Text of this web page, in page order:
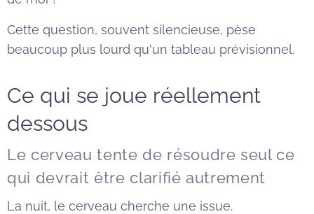
Cette question, souvent silencieuse, pèse
beaucoup plus lourd qu'un tableau prévisionnel.
Ce qui se joue réellement
dessous
Le cerveau tente de résoudre seul ce
qui devrait être clarifié autrement
La nuit, le cerveau cherche une issue.